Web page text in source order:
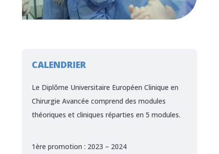
CALENDRIER
Le Diplôme Universitaire Européen Clinique en
Chirurgie Avancée comprend des modules
théoriques et cliniques réparties en 5 modules.
1ère promotion : 2023 – 2024